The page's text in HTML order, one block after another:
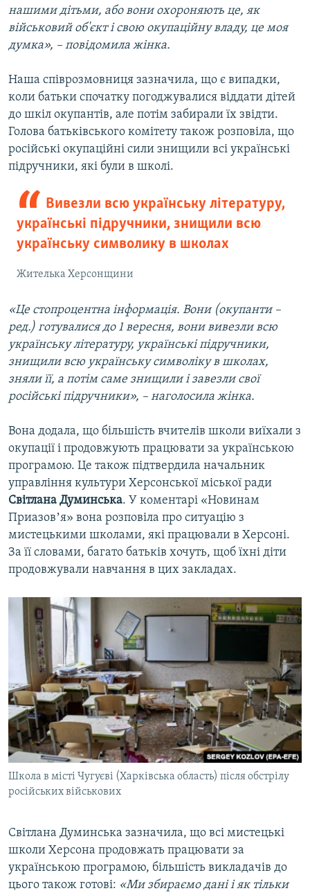
нашими дітьми, або вони охороняють це, як
військовий об'єкт і свою окупаційну владу, це моя
думка», – повідомила жінка.
Наша співрозмовниця зазначила, що є випадки,
коли батьки спочатку погоджувалися віддати дітей
до шкіл окупантів, але потім забирали їх звідти.
Голова батьківського комітету також розповіла, що
російські окупаційні сили знищили всі українські
підручники, які були в школі.
Вивезли всю українську літературу,
українські підручники, знищили всю
українську символику в школах
Жителька Херсонщини
«Це стопроцентна інформація. Вони (окупанти –
ред.) готувалися до 1 вересня, вони вивезли всю
українську літературу, українські підручники,
знищили всю українську символіку в школах,
зняли її, а потім саме знищили і завезли свої
російські підручники», – наголосила жінка.
Вона додала, що більшість вчителів школи виїхали з
окупації і продовжують працювати за українською
програмою. Це також підтвердила начальник
управління культури Херсонської міської ради
Світлана Думинська. У коментарі «Новинам
Приазовʼя» вона розповіла про ситуацію з
мистецькими школами, які працювали в Херсоні.
За її словами, багато батьків хочуть, щоб їхні діти
продовжували навчання в цих закладах.
Школа в місті Чугуєві (Харківська область) після обстрілу
російських військових
Світлана Думинська зазначила, що всі мистецькі
школи Херсона продовжать працювати за
українською програмою, більшість викладачів до
цього також готові: «Ми збираємо дані і як тільки